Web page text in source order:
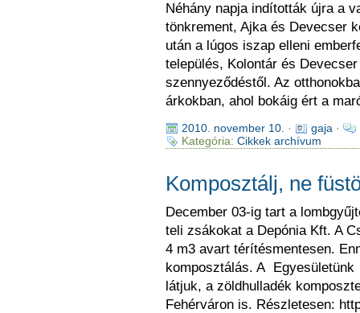
Néhány napja indították újra a
tönkrement, Ajka és Devecser
után a lúgos iszap elleni
település, Kolontár és
szennyeződéstől. Az
árkokban, ahol bokáig ért a
2010. november 10. · gaja ·
Kategória: Cikkek archívum
Komposztálj, ne
December 03-ig tart a
teli zsákokat a Depónia Kft. A
4 m3 avart térítésmentesen.
komposztálás. A
látjuk, a zöldhulladék
Fehérváron is. Részletesen: